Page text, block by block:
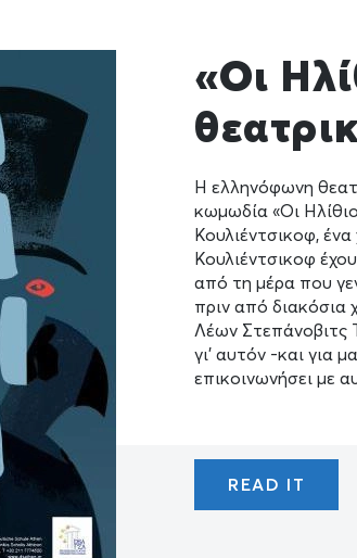
«Οι
H ελληνόφωνη
κωμωδία «Οι
Κουλιέντσικοφ,
Κουλιέντσικοφ
από τη μέρα που
πριν από διακόσια
Λέων Στεπάνοβιτς
γι’ αυτόν -και για
επικοινωνήσει με
READ IT